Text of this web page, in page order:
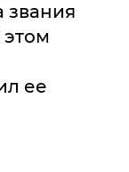
звания
ее